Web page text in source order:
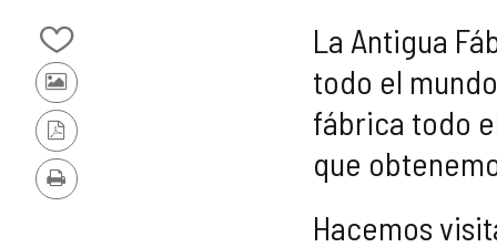
LeónAñadir/quitar
de
mis
cuadernos
Fotos
de
otros
turistas
Versión
PDF
Imprimir
La Antigua
todo el
fábrica todo
que
Hacemos